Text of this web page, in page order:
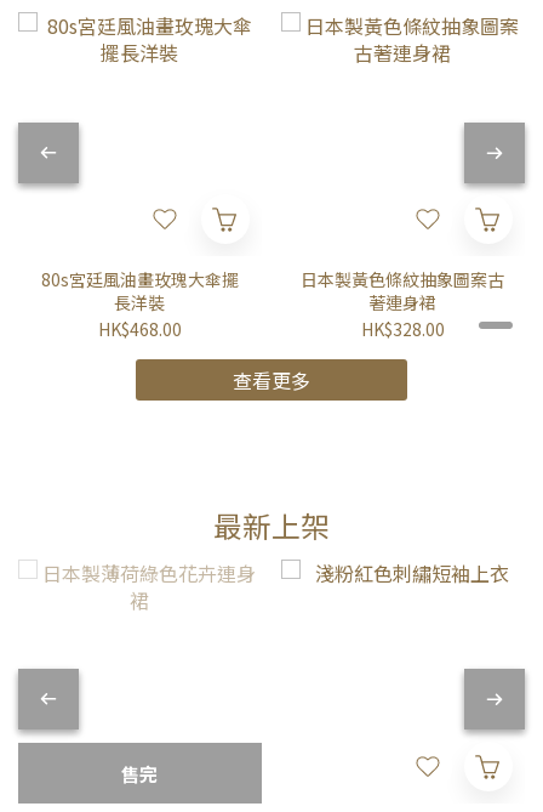
80s宮廷風油畫玫瑰大傘擺
長洋裝
HK$468.00
日本製黃色條紋抽象圖案古
著連身裙
HK$328.00
查看更多
最新上架
售完